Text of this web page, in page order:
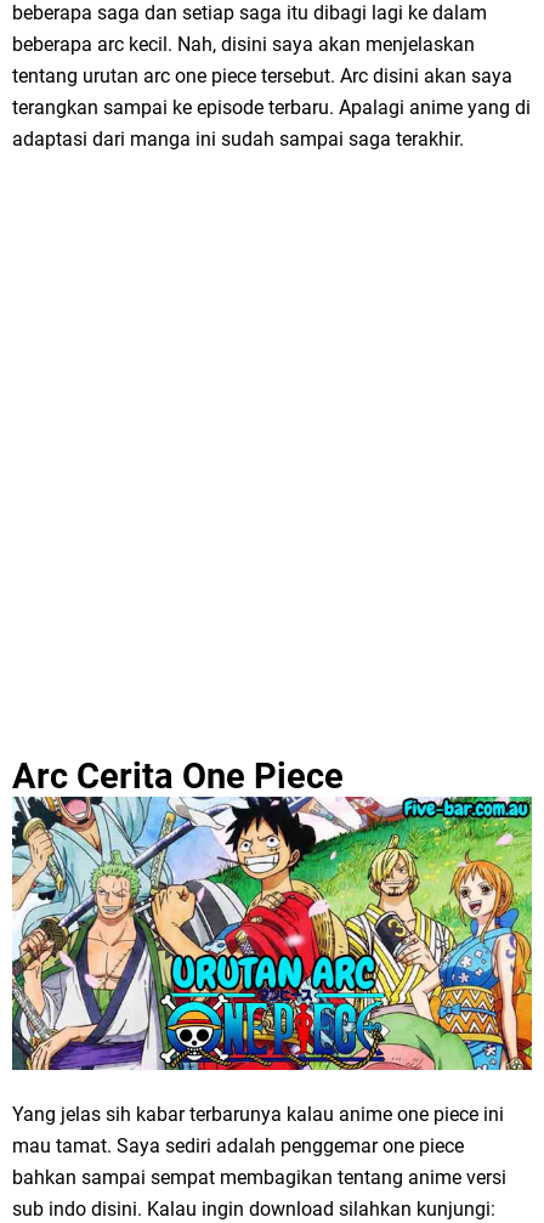
beberapa saga dan setiap saga itu dibagi lagi ke dalam
beberapa arc kecil. Nah, disini saya akan menjelaskan
tentang urutan arc one piece tersebut. Arc disini akan saya
terangkan sampai ke episode terbaru. Apalagi anime yang di
adaptasi dari manga ini sudah sampai saga terakhir.
Arc Cerita One Piece
Yang jelas sih kabar terbarunya kalau anime one piece ini
mau tamat. Saya sediri adalah penggemar one piece
bahkan sampai sempat membagikan tentang anime versi
sub indo disini. Kalau ingin download silahkan kunjungi: